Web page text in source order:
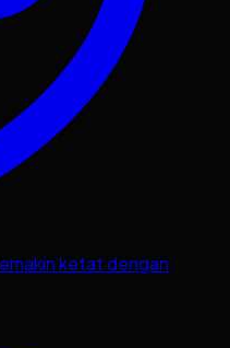
ketat dengan